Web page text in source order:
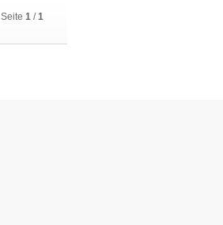
Seite 1 /1